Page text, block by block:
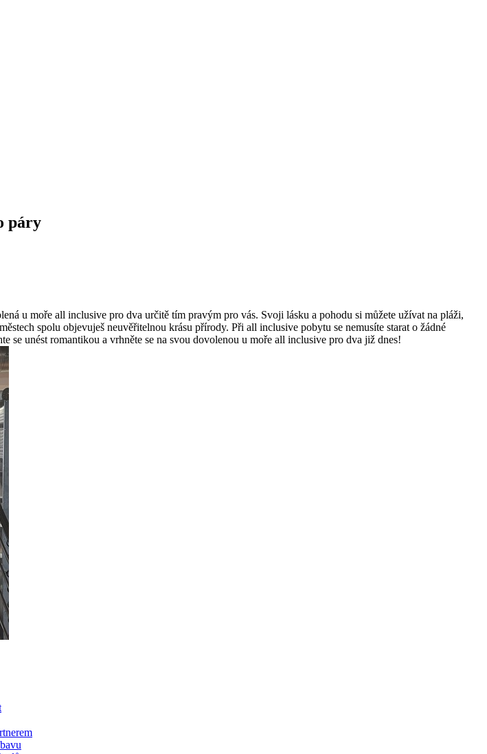
páry
u moře all inclusive pro dva určitě tím pravým ‌pro vás. Svoji lásku​ a pohodu si můžete⁣ užívat ​na pláži,
spolu objevuješ‍ neuvěřitelnou ​krásu přírody. Při all inclusive pobytu ⁢se ‌nemusíte ‌starat o žádné​
⁣se unést romantikou a vrhněte se na svou dovolenou u moře all inclusive ‍pro dva již⁤ dnes!